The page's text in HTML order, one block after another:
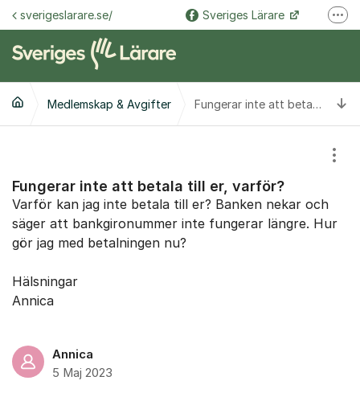
Hoppa till innehåll
sverigeslarare.se/ Sveriges Lärare
Medlemskap & Avgifter Fungerar inte att betala till er, varför?
Fungerar inte att betala till er, varför?
Varför kan jag inte betala till er? Banken nekar och
säger att bankgironummer inte fungerar längre. Hur
gör jag med betalningen nu?
Hälsningar
Annica
Annica
5 Maj 2023